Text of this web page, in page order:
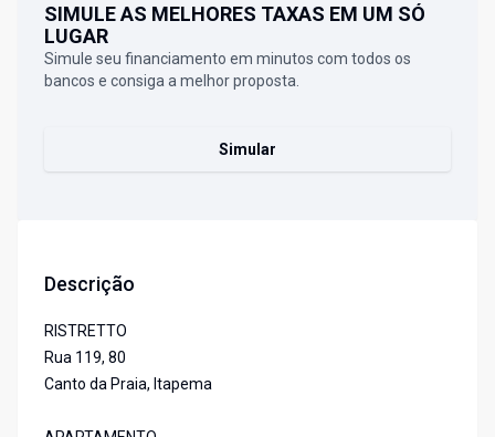
SIMULE AS MELHORES TAXAS EM UM SÓ
LUGAR
Simule seu financiamento em minutos com todos os
bancos e consiga a melhor proposta.
Simular
Descrição
RISTRETTO
Rua 119, 80
Canto da Praia, Itapema